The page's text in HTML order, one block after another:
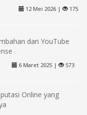
12 Mei 2026 | 175
dari YouTube
6 Maret 2025 | 573
Online yang